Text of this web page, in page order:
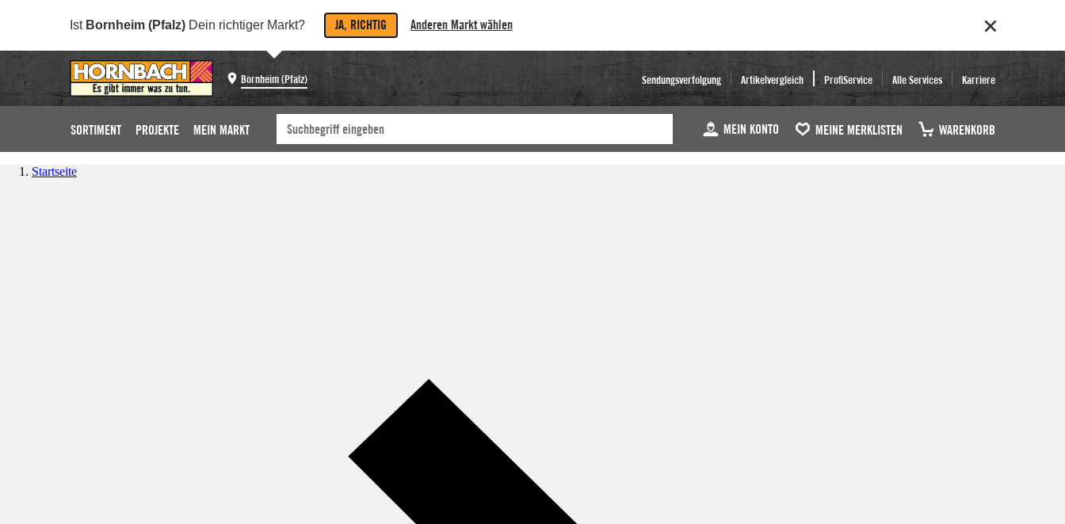
Ist Bornheim (Pfalz) Dein richtiger Markt? JA, RICHTIG Anderen Markt wählen
Bornheim (Pfalz) Sendungsverfolgung Artikelvergleich ProfiService Alle Services Karriere
SORTIMENT PROJEKTE MEIN MARKT MEIN KONTO MEINE MERKLISTEN WARENKORB
Startseite